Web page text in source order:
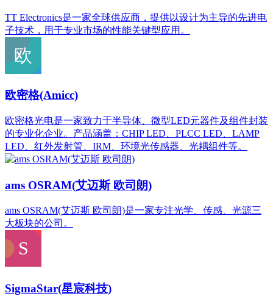
TT Electronics是一家全球供应商，提供以设计为主导的先进电
子技术，用于专业市场的性能关键型应用。
欧密格(Amicc)
欧密格光电是一家致力于半导体、微型LED元器件及组件封装
的专业化企业。产品涵盖：CHIP LED、PLCC LED、LAMP
LED、红外发射管、IRM、环境光传感器、光耦组件等。
ams OSRAM(艾迈斯 欧司朗)
ams OSRAM(艾迈斯 欧司朗)是一家专注光学、传感、光源三
大板块的公司。
SigmaStar(星宸科技)